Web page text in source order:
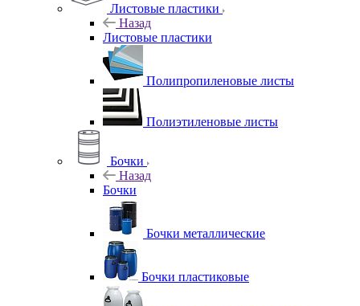
Листовые пластики
Назад
Листовые пластики
Полипропиленовые листы
Полиэтиленовые листы
Бочки
Назад
Бочки
Бочки металлические
Бочки пластиковые